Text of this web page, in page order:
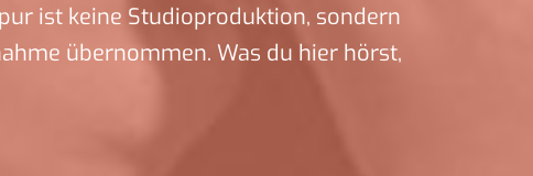
ist keine Studioproduktion, sondern
übernommen. Was du hier hörst,